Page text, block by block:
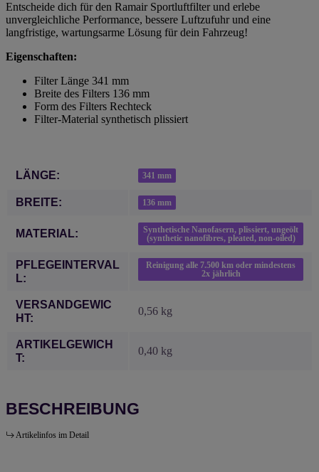
Entscheide dich für den Ramair Sportluftfilter und erlebe
unvergleichliche Performance, bessere Luftzufuhr und eine
langfristige, wartungsarme Lösung für dein Fahrzeug!
Eigenschaften:
Filter Länge 341 mm
Breite des Filters 136 mm
Form des Filters Rechteck
Filter-Material synthetisch plissiert
Produkteigenschaft
Wert
LÄNGE: 341 mm
BREITE: 136 mm
MATERIAL:
Synthetische Nanofasern, plissiert, ungeölt
(synthetic nanofibres, pleated, non-oiled)
PFLEGEINTERVAL
L:
Reinigung alle 7.500 km oder mindestens
2x jährlich
VERSANDGEWIC
HT:
0,56 kg
ARTIKELGEWICH
T:
0,40 kg
BESCHREIBUNG
Artikelinfos im Detail